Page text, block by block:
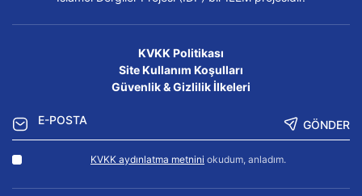
KVKK Politikası
Site Kullanım Koşulları
Güvenlik & Gizlilik İlkeleri
GÖNDER
KVKK aydınlatma metnini okudum, anladım.